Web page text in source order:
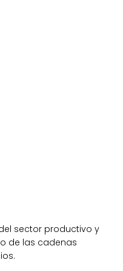
sector productivo y
de las cadenas